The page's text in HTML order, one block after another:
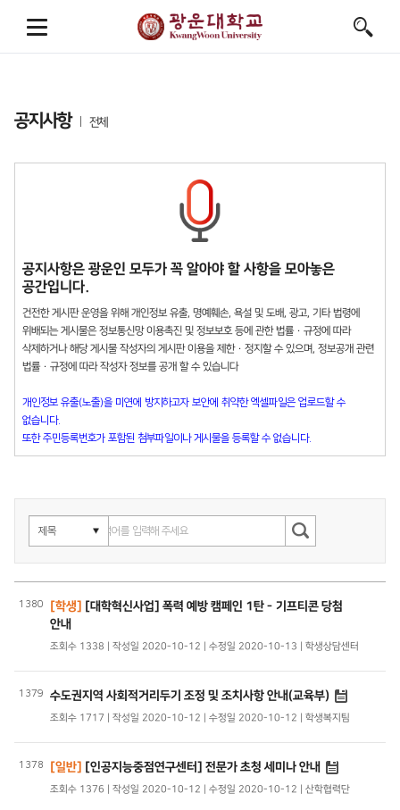
공지사항 전체
공지사항은 광운인 모두가 꼭 알아야 할 사항을 모아놓은
공간입니다.
건전한 게시판 운영을 위해 개인정보 유출, 명예훼손, 욕설 및 도배, 광고, 기타 법령에
위배되는 게시물은 정보통신망 이용촉진 및 정보보호 등에 관한 법률 · 규정에 따라
삭제하거나 해당 게시물 작성자의 게시판 이용을 제한 · 정지할 수 있으며, 정보공개 관련
법률 · 규정에 따라 작성자 정보를 공개 할 수 있습니다
개인정보 유출(노출)을 미연에 방지하고자 보안에 취약한 엑셀파일은 업로드할 수
없습니다.
또한 주민등록번호가 포함된 첨부파일이나 게시물을 등록할 수 없습니다.
1380 [학생] [대학혁신사업] 폭력 예방 캠페인 1탄 - 기프티콘 당첨
안내
조회수 1338 | 작성일 2020-10-12 | 수정일 2020-10-13 | 학생상담센터
1379 수도권지역 사회적거리두기 조정 및 조치사항 안내(교육부)
조회수 1717 | 작성일 2020-10-12 | 수정일 2020-10-12 | 학생복지팀
1378 [일반] [인공지능중점연구센터] 전문가 초청 세미나 안내
조회수 1376 | 작성일 2020-10-12 | 수정일 2020-10-12 | 산학협력단